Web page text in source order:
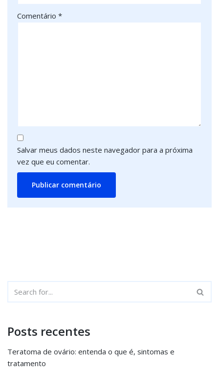
Comentário *
Salvar meus dados neste navegador para a próxima
vez que eu comentar.
Posts recentes
Teratoma de ovário: entenda o que é, sintomas e
tratamento